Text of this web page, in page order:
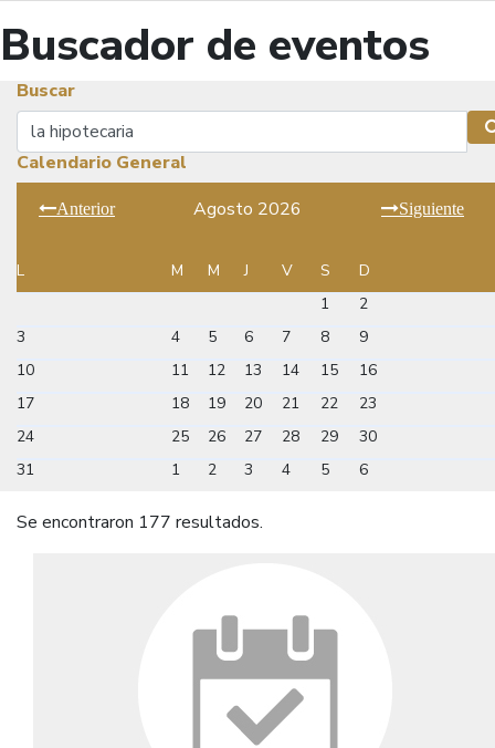
Buscador de eventos
Buscar
Buscar
Calendario General
Anterior Agosto 2026 Siguiente
L M M J V S
D
1
2
3
4 5 6 7 8
9
10
11 12 13 14 15
16
17
18 19 20 21 22
23
24
25 26 27 28 29
30
31
1 2 3 4 5 6
Se encontraron 177 resultados.